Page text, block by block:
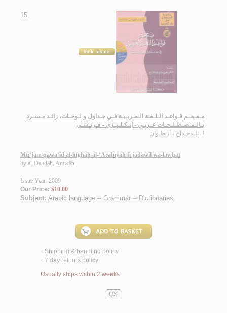
15.
مـعـجـم قـواعـد الـلـغـة الـعـربـيـة فـي جـداول و لـوحـات، زائـد مـسـرد
بـالـمـصـطـلـحـات عـربـي - إنـكـلـيـزي - فـرنـسـي
لـ الـدحـداح ، أنـطـوان
Mu‘jam qawā‘id al-lughah al-‘Arabīyah fī jadāwil wa-lawḥāt
by al-Daḥdāḥ, Anṭwān
Issue Year: 2009
Our Price: $10.00
Subject: Arabic language -- Grammar -- Dictionaries.
< Shipping & handling policy
< 7 day returns policy
Usually ships within 2 weeks
QS